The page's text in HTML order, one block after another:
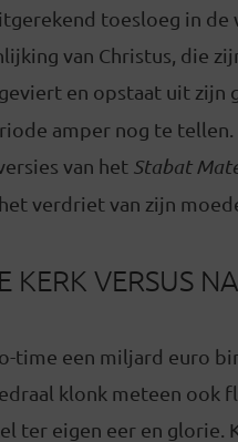
toesloeg in de
van Christus, die
en opstaat uit zijn
amper nog te tellen.
van het Stabat
verdriet van zijn
KERK VERSUS
time een miljard euro
klonk meteen ook
ter eigen eer en glorie.